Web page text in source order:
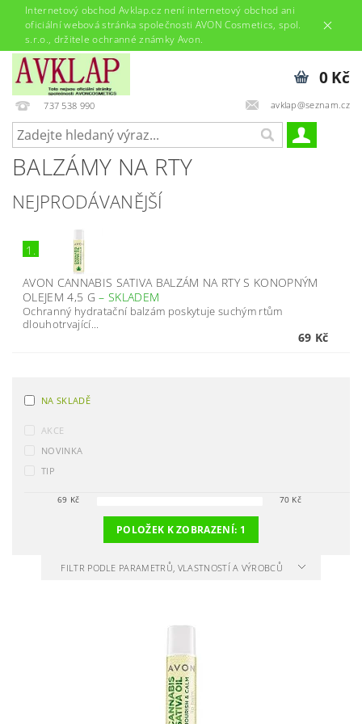
Internetový obchod Avklap.cz není internetový obchod ani
oficiální webová stránka společnosti AVON Cosmetics, spol.
s.r.o., držitele ochranné známky Avon.
737 538 990 avklap@seznam.cz
0 Kč
BALZÁMY NA RTY
NEJPRODÁVANĚJŠÍ
1.
AVON CANNABIS SATIVA BALZÁM NA RTY S KONOPNÝM
OLEJEM 4,5 G– SKLADEM
Ochranný hydratační balzám poskytuje suchým rtům
dlouhotrvající...
69 Kč
NA SKLADĚ
AKCE
NOVINKA
TIP
69 Kč 70 Kč
POLOŽEK K ZOBRAZENÍ: 1
FILTR PODLE PARAMETRŮ, VLASTNOSTÍ A VÝROBCŮ